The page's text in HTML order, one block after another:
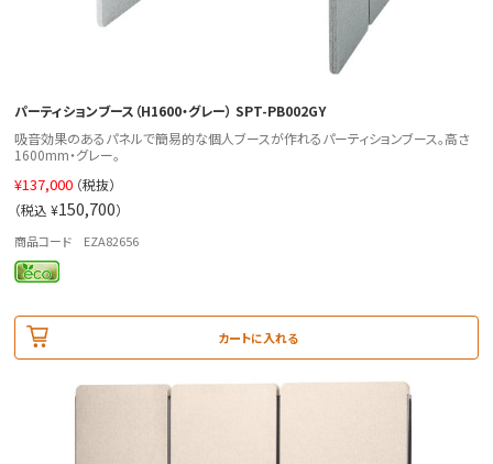
パーティションブース（H1600・グレー） SPT-PB002GY
吸音効果のあるパネルで簡易的な個人ブースが作れるパーティションブース。高さ
1600mm・グレー。
¥137,000 （税抜）
（税込 ¥150,700）
商品コード EZA82656
カートに入れる